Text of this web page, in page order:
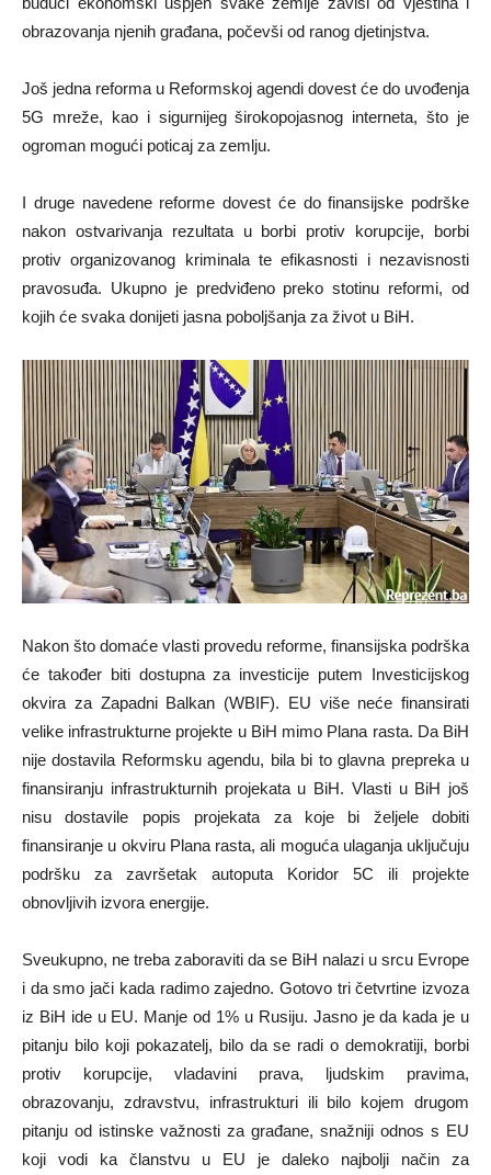
obrazovanja njenih građana, počevši od ranog djetinjstva.
Još jedna reforma u Reformskoj agendi dovest će do uvođenja
5G mreže, kao i sigurnijeg širokopojasnog interneta, što je
ogroman mogući poticaj za zemlju.
I druge navedene reforme dovest će do finansijske podrške
nakon ostvarivanja rezultata u borbi protiv korupcije, borbi
protiv organizovanog kriminala te efikasnosti i nezavisnosti
pravosuđa. Ukupno je predviđeno preko stotinu reformi, od
kojih će svaka donijeti jasna poboljšanja za život u BiH.
Nakon što domaće vlasti provedu reforme, finansijska podrška
će također biti dostupna za investicije putem Investicijskog
okvira za Zapadni Balkan (WBIF). EU više neće finansirati
velike infrastrukturne projekte u BiH mimo Plana rasta. Da BiH
nije dostavila Reformsku agendu, bila bi to glavna prepreka u
finansiranju infrastrukturnih projekata u BiH. Vlasti u BiH još
nisu dostavile popis projekata za koje bi željele dobiti
finansiranje u okviru Plana rasta, ali moguća ulaganja uključuju
podršku za završetak autoputa Koridor 5C ili projekte
obnovljivih izvora energije.
Sveukupno, ne treba zaboraviti da se BiH nalazi u srcu Evrope
i da smo jači kada radimo zajedno. Gotovo tri četvrtine izvoza
iz BiH ide u EU. Manje od 1% u Rusiju. Jasno je da kada je u
pitanju bilo koji pokazatelj, bilo da se radi o demokratiji, borbi
protiv korupcije, vladavini prava, ljudskim pravima,
obrazovanju, zdravstvu, infrastrukturi ili bilo kojem drugom
pitanju od istinske važnosti za građane, snažniji odnos s EU
koji vodi ka članstvu u EU je daleko najbolji način za